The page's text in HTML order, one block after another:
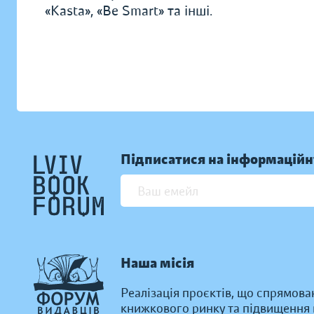
«Kasta», «Be Smart» та інші.
Підписатися на
Наша місія
Реалізація проєктів, що
книжкового ринку та підвищення